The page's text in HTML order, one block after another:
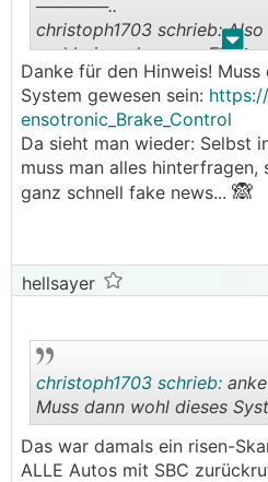
. .
──────..
christoph1703 schrieb:
und bei moderneren
Verbindung zwischen Pedal
auch wahrscheinlicher.
───────────────
Es gibt noch keine
brake-by-wire
wire-ersetzt-hydraulik-
9.html
Danke für den Hinweis!
System gewesen sein:
ensotronic_Brake_Control
Da sieht man wieder: Selbst
muss man alles
ganz schnell fake news... 🙈
hellsayer
..
christoph1703 schrieb:
Muss dann wohl dieses
Das war damals ein risen-
ALLE Autos mit SBC